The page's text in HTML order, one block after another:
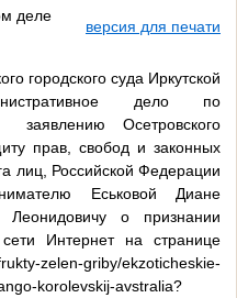
деле
версия для печати
городского суда Иркутской
дело по
заявлению Осетровского
прав, свобод и законных
лиц, Российской Федерации
Еськовой Диане
Леонидовичу о признании
Интернет на странице
zelen-griby/ekzoticheskie-
korolevskij-avstralia?